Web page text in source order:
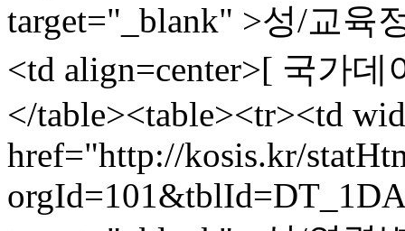
target="_blank" >성/교육
<td align=center>[ 국가
</table><table><tr><td
href="http://kosis.kr/